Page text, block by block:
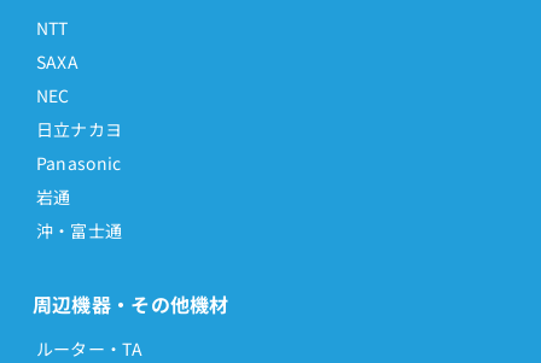
NTT
SAXA
NEC
日立ナカヨ
Panasonic
岩通
沖・富士通
周辺機器・その他機材
ルーター・TA